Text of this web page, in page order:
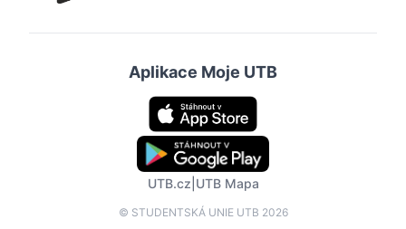
Aplikace Moje UTB
UTB.cz UTB Mapa
© STUDENTSKÁ UNIE UTB 2026